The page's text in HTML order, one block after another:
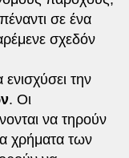
σε ένα
σχεδόν
ενισχύσει την
. Οι
να τηρούν
χρήματα των